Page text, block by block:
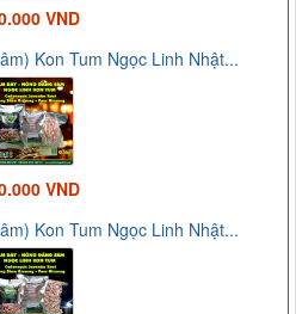
VND
Kon Tum Ngọc Linh Nhật...
VND
Kon Tum Ngọc Linh Nhật...